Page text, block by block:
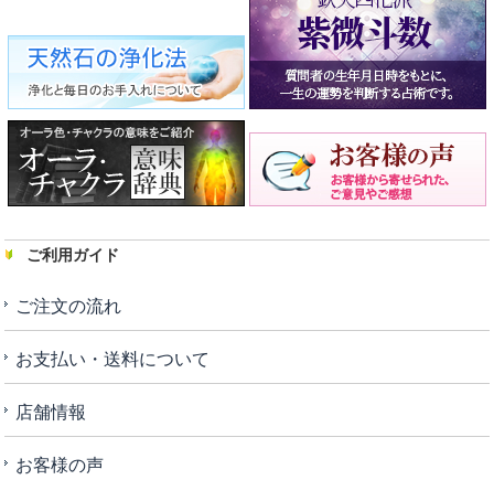
ご利用ガイド
ご注文の流れ
お支払い・送料について
店舗情報
お客様の声